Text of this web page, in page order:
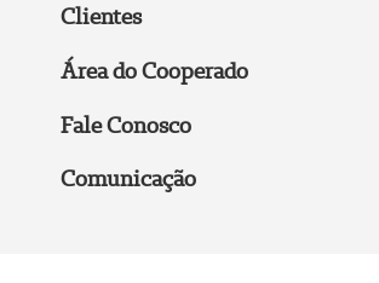
Clientes
Área do Cooperado
Fale Conosco
Comunicação